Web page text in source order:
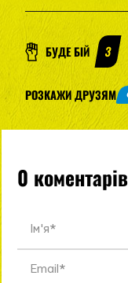
БУДЕ БІЙ 3
РОЗКАЖИ ДРУЗЯМ
0 коментарів